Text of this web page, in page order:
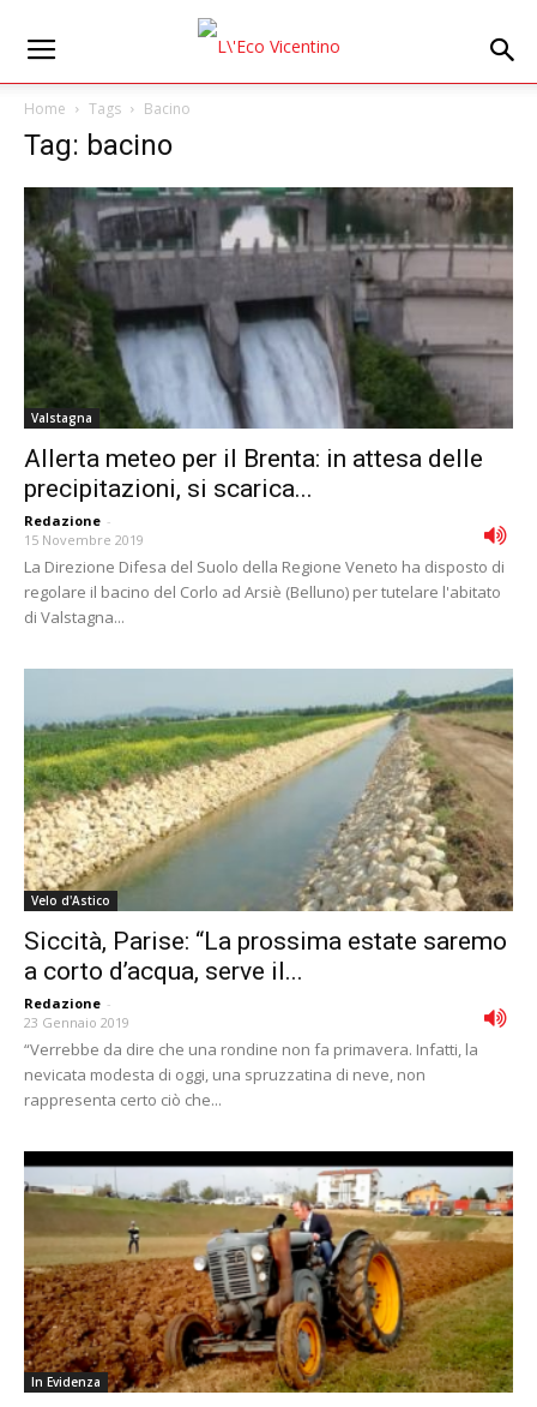
Home Tags Bacino
Tag: bacino
Valstagna
Allerta meteo per il Brenta: in attesa delle
precipitazioni, si scarica...
Redazione -
15 Novembre 2019
La Direzione Difesa del Suolo della Regione Veneto ha disposto di
regolare il bacino del Corlo ad Arsiè (Belluno) per tutelare l'abitato
di Valstagna...
Velo d'Astico
Siccità, Parise: “La prossima estate saremo
a corto d’acqua, serve il...
Redazione -
23 Gennaio 2019
“Verrebbe da dire che una rondine non fa primavera. Infatti, la
nevicata modesta di oggi, una spruzzatina di neve, non
rappresenta certo ciò che...
In Evidenza